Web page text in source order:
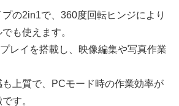
の2in1で、360度回転ヒンジにより
も使えます。
レイを搭載し、映像編集や写真作業
上質で、PCモード時の作業効率が
す。